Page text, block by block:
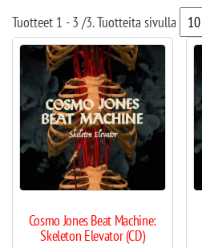
Tuotteet 1 - 3 /3. Tuotteita sivulla
Cosmo Jones Beat Machine:
Skeleton Elevator (CD)